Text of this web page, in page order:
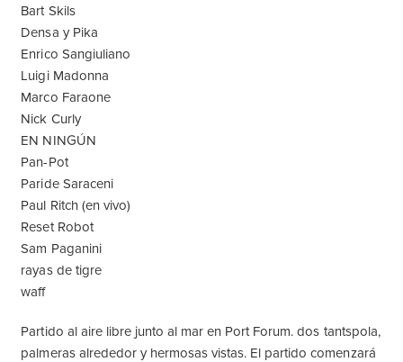
Bart Skils
Densa y Pika
Enrico Sangiuliano
Luigi Madonna
Marco Faraone
Nick Curly
EN NINGÚN
Pan-Pot
Paride Saraceni
Paul Ritch (en vivo)
Reset Robot
Sam Paganini
rayas de tigre
waff
Partido al aire libre junto al mar en Port Forum. dos tantspola,
palmeras alrededor y hermosas vistas. El partido comenzará